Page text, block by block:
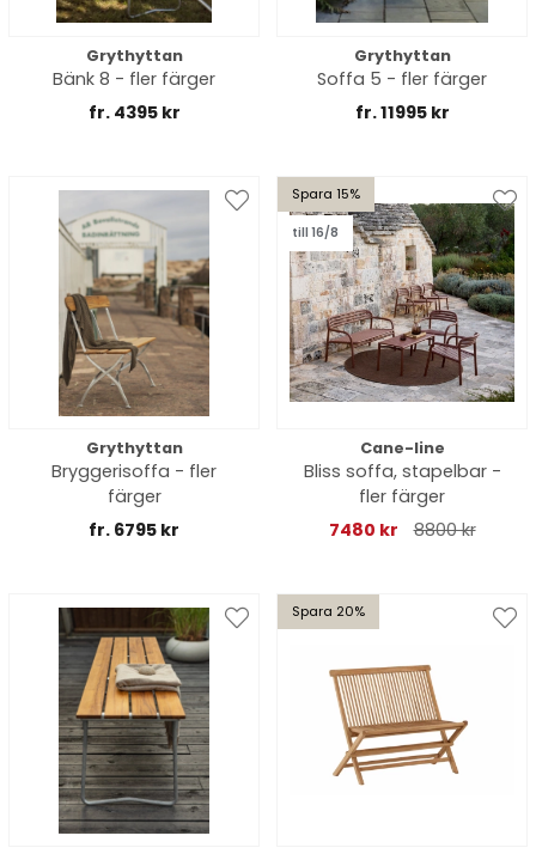
Grythyttan
Bänk 8 - fler färger
fr. 4395 kr
Grythyttan
Soffa 5 - fler färger
fr. 11995 kr
Grythyttan
Bryggerisoffa - fler
färger
fr. 6795 kr
Spara 15%
till 16/8
Cane-line
Bliss soffa, stapelbar -
fler färger
7480 kr
8800 kr
Spara 20%